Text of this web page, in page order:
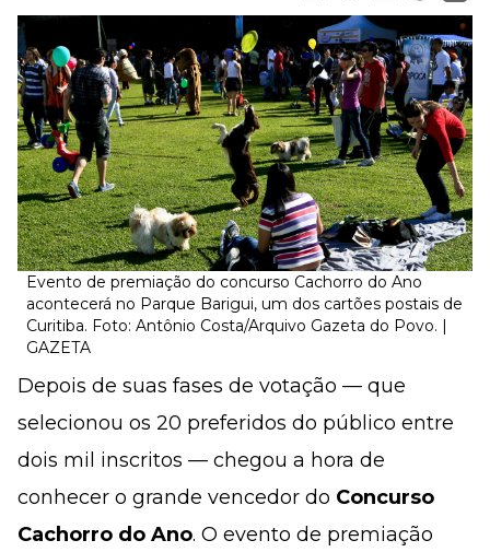
Evento de premiação do concurso Cachorro do Ano
acontecerá no Parque Barigui, um dos cartões postais de
Curitiba. Foto: Antônio Costa/Arquivo Gazeta do Povo. |
GAZETA
Depois de suas fases de votação — que
selecionou os 20 preferidos do público entre
dois mil inscritos — chegou a hora de
conhecer o grande vencedor do Concurso
Cachorro do Ano. O evento de premiação